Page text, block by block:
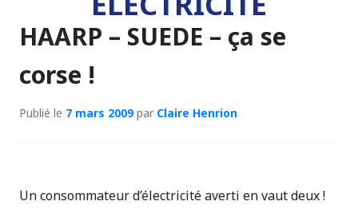
HAARP – SUEDE – ça se
corse !
Publié le 7 mars 2009par Claire Henrion
Un consommateur d’électricité averti en vaut deux !